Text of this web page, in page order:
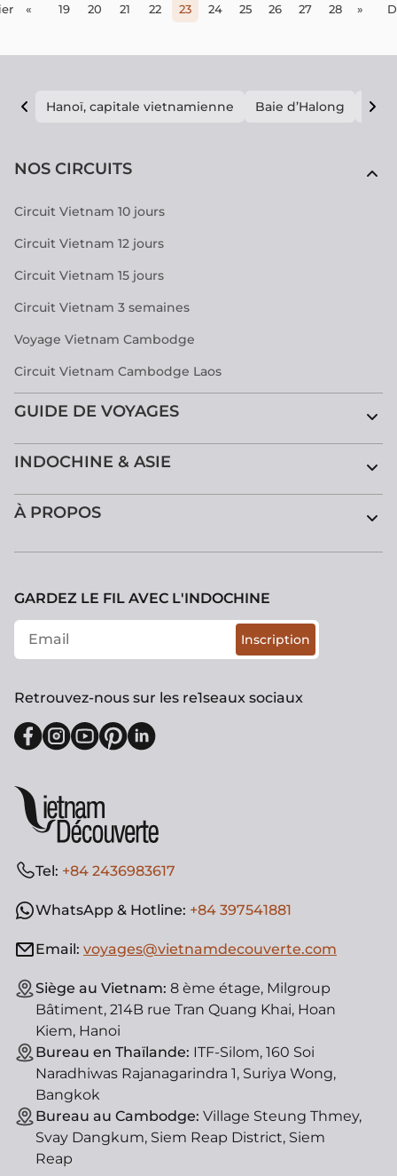
« 19 20 21 22 23 24 25 26 27 28 »
Hanoï, capitale vietnamienne Baie d’Halong E
NOS CIRCUITS
Circuit Vietnam 10 jours
Circuit Vietnam 12 jours
Circuit Vietnam 15 jours
Circuit Vietnam 3 semaines
Voyage Vietnam Cambodge
Circuit Vietnam Cambodge Laos
GUIDE DE VOYAGES
INDOCHINE & ASIE
À PROPOS
Tel: +84 2436983617
WhatsApp & Hotline: +84 397541881
Email: voyages@vietnamdecouverte.com
Siège au Vietnam: 8 ème étage, Milgroup
Bâtiment, 214B rue Tran Quang Khai, Hoan
Kiem, Hanoi
Bureau en Thaïlande: ITF-Silom, 160 Soi
Naradhiwas Rajanagarindra 1, Suriya Wong,
Bangkok
Bureau au Cambodge: Village Steung Thmey,
Svay Dangkum, Siem Reap District, Siem
Reap
GARDEZ LE FIL AVEC L'INDOCHINE
Inscription
Retrouvez-nous sur les re1seaux sociaux